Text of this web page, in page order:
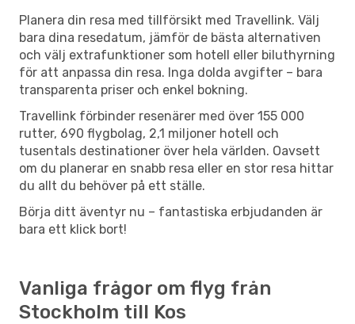
Planera din resa med tillförsikt med Travellink. Välj
bara dina resedatum, jämför de bästa alternativen
och välj extrafunktioner som hotell eller biluthyrning
för att anpassa din resa. Inga dolda avgifter – bara
transparenta priser och enkel bokning.
Travellink förbinder resenärer med över 155 000
rutter, 690 flygbolag, 2,1 miljoner hotell och
tusentals destinationer över hela världen. Oavsett
om du planerar en snabb resa eller en stor resa hittar
du allt du behöver på ett ställe.
Börja ditt äventyr nu – fantastiska erbjudanden är
bara ett klick bort!
Vanliga frågor om flyg från
Stockholm till Kos